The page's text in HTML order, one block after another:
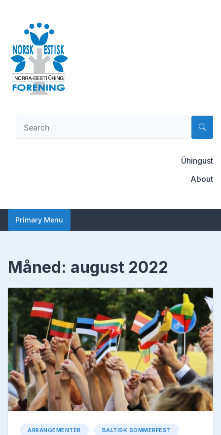
content
Norsk-estisk forening
Ühingust
About
Primary Menu
Måned: august 2022
ARRANGEMENTER BALTISK SOMMERFEST